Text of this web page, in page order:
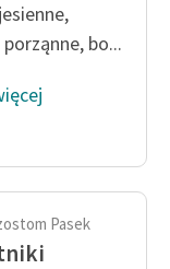
bo...
Pasek